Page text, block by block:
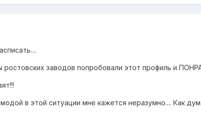
заводов попробовали этот профиль и
в этой ситуации мне кажется неразумно.... Как